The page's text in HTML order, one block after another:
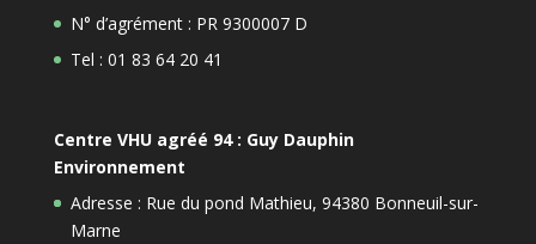
N° d’agrément : PR 9300007 D
Tel : 01 83 64 20 41
Centre VHU agréé 94 : Guy Dauphin
Environnement
Adresse : Rue du pond Mathieu, 94380 Bonneuil-sur-
Marne